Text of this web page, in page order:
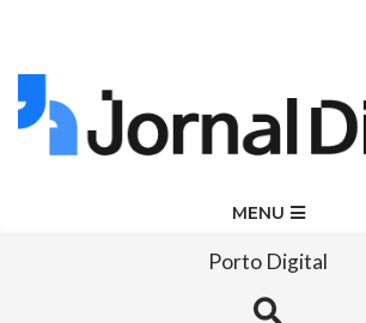
Skip
to
Jornal
Digital
MENU
Porto Digital
Search